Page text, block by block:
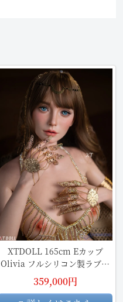
XTDOLL 165cm Eカップ
Olivia フルシリコン製ラブド
ール
359,000円